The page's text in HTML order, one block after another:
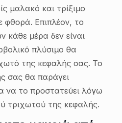
μαλακό και τρίξιμο
φθορά. Επιπλέον, το
κάθε μέρα δεν είναι
πλύσιμο θα
της κεφαλής σας. Το
σας θα παράγει
να το προστατεύει λόγω
τριχωτού της κεφαλής.